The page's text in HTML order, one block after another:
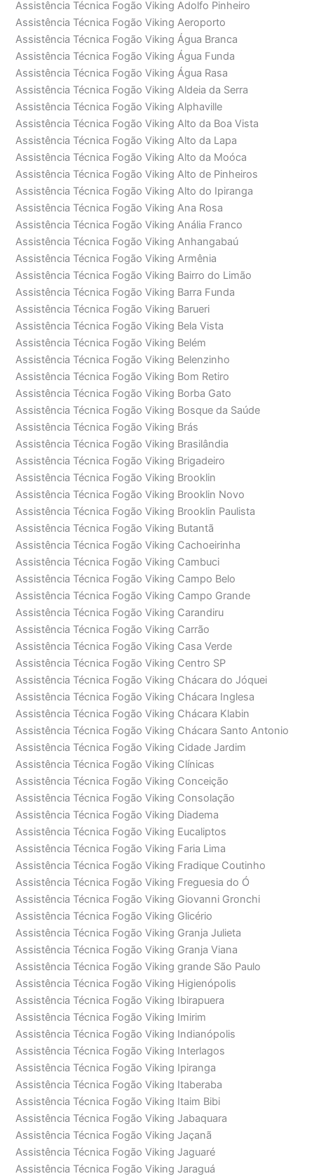
Assistência Técnica Fogão Viking Adolfo Pinheiro
Assistência Técnica Fogão Viking Aeroporto
Assistência Técnica Fogão Viking Água Branca
Assistência Técnica Fogão Viking Água Funda
Assistência Técnica Fogão Viking Água Rasa
Assistência Técnica Fogão Viking Aldeia da Serra
Assistência Técnica Fogão Viking Alphaville
Assistência Técnica Fogão Viking Alto da Boa Vista
Assistência Técnica Fogão Viking Alto da Lapa
Assistência Técnica Fogão Viking Alto da Moóca
Assistência Técnica Fogão Viking Alto de Pinheiros
Assistência Técnica Fogão Viking Alto do Ipiranga
Assistência Técnica Fogão Viking Ana Rosa
Assistência Técnica Fogão Viking Anália Franco
Assistência Técnica Fogão Viking Anhangabaú
Assistência Técnica Fogão Viking Armênia
Assistência Técnica Fogão Viking Bairro do Limão
Assistência Técnica Fogão Viking Barra Funda
Assistência Técnica Fogão Viking Barueri
Assistência Técnica Fogão Viking Bela Vista
Assistência Técnica Fogão Viking Belém
Assistência Técnica Fogão Viking Belenzinho
Assistência Técnica Fogão Viking Bom Retiro
Assistência Técnica Fogão Viking Borba Gato
Assistência Técnica Fogão Viking Bosque da Saúde
Assistência Técnica Fogão Viking Brás
Assistência Técnica Fogão Viking Brasilândia
Assistência Técnica Fogão Viking Brigadeiro
Assistência Técnica Fogão Viking Brooklin
Assistência Técnica Fogão Viking Brooklin Novo
Assistência Técnica Fogão Viking Brooklin Paulista
Assistência Técnica Fogão Viking Butantã
Assistência Técnica Fogão Viking Cachoeirinha
Assistência Técnica Fogão Viking Cambuci
Assistência Técnica Fogão Viking Campo Belo
Assistência Técnica Fogão Viking Campo Grande
Assistência Técnica Fogão Viking Carandiru
Assistência Técnica Fogão Viking Carrão
Assistência Técnica Fogão Viking Casa Verde
Assistência Técnica Fogão Viking Centro SP
Assistência Técnica Fogão Viking Chácara do Jóquei
Assistência Técnica Fogão Viking Chácara Inglesa
Assistência Técnica Fogão Viking Chácara Klabin
Assistência Técnica Fogão Viking Chácara Santo Antonio
Assistência Técnica Fogão Viking Cidade Jardim
Assistência Técnica Fogão Viking Clínicas
Assistência Técnica Fogão Viking Conceição
Assistência Técnica Fogão Viking Consolação
Assistência Técnica Fogão Viking Diadema
Assistência Técnica Fogão Viking Eucaliptos
Assistência Técnica Fogão Viking Faria Lima
Assistência Técnica Fogão Viking Fradique Coutinho
Assistência Técnica Fogão Viking Freguesia do Ó
Assistência Técnica Fogão Viking Giovanni Gronchi
Assistência Técnica Fogão Viking Glicério
Assistência Técnica Fogão Viking Granja Julieta
Assistência Técnica Fogão Viking Granja Viana
Assistência Técnica Fogão Viking grande São Paulo
Assistência Técnica Fogão Viking Higienópolis
Assistência Técnica Fogão Viking Ibirapuera
Assistência Técnica Fogão Viking Imirim
Assistência Técnica Fogão Viking Indianópolis
Assistência Técnica Fogão Viking Interlagos
Assistência Técnica Fogão Viking Ipiranga
Assistência Técnica Fogão Viking Itaberaba
Assistência Técnica Fogão Viking Itaim Bibi
Assistência Técnica Fogão Viking Jabaquara
Assistência Técnica Fogão Viking Jaçanã
Assistência Técnica Fogão Viking Jaguaré
Assistência Técnica Fogão Viking Jaraguá